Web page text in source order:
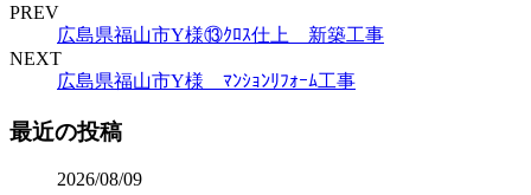
PREV
広島県福山市Y様⑬ｸﾛｽ仕上 新築工事
NEXT
広島県福山市Y様 ﾏﾝｼｮﾝﾘﾌｫｰﾑ工事
最近の投稿
2026/08/09